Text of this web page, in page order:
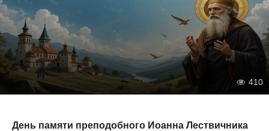
410
День памяти преподобного Иоанна Лествичника